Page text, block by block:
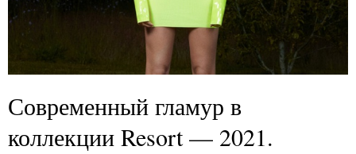
Современный гламур в
коллекции Resort — 2021.